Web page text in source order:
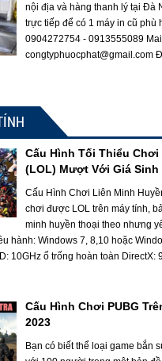
nội địa và hàng thanh lý tại Đà
trực tiếp để có 1 máy in cũ phù
0904272754 - 0913555089
congtyphuocphat@gmail.com
Cấu Hình Tối Thiểu
(LOL) Mượt Với Giá Sinh
Cấu Hình Chơi Liên Minh
chơi được LOL trên máy tính,
minh huyền thoại theo nhưng
hành: Windows 7, 8,10 hoặc
10GHz ổ trống hoàn toàn DirectX:
Cấu Hình Chơi PUBG
2023
Bạn có biết thể loại game bắn